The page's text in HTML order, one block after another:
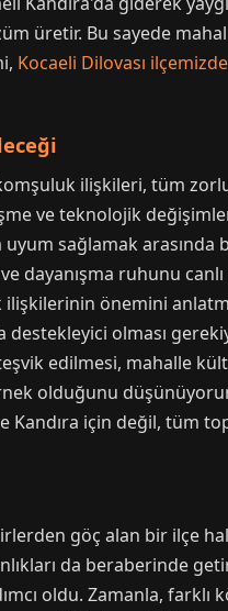
üretir. Bu sayede
Kocaeli Dilovası ilçemizde
ilişkileri, tüm
ve teknolojik
sağlamak
dayanışma ruhunu
önemini
olması
edilmesi, mahalle
olduğunu
Kandıra için değil,
göç alan bir ilçe
da beraberinde
oldu. Zamanla,